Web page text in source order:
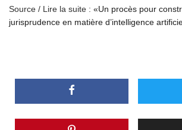
Source / Lire la suite : «Un procès pour
jurisprudence en matière d’intelligence